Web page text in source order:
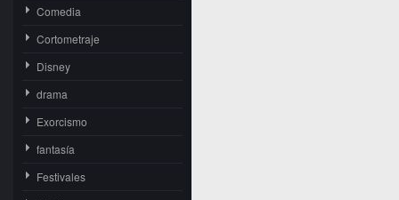
Comedia
Cortometraje
Disney
drama
Exorcismo
fantasía
Festivales